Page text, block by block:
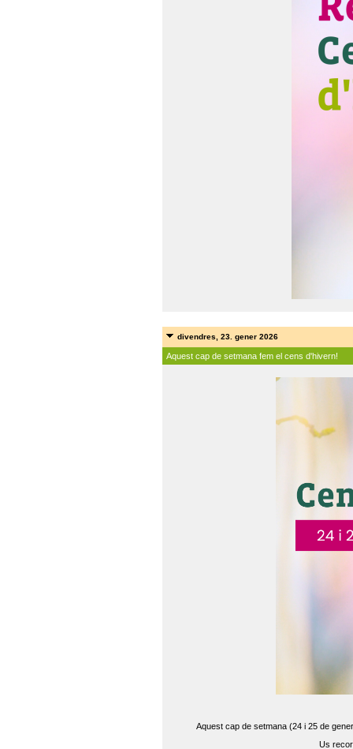
divendres, 23. gener 2026
Aquest cap de setmana fem el cens d'hivern!
Aquest cap de setmana (24 i 25 de
Us